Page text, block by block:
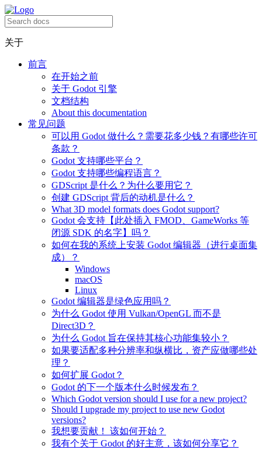
关于
前言
在开始之前
关于 Godot 引擎
文档结构
About this documentation
常见问题
可以用 Godot 做什么？需要花多少钱？有哪些许可
条款？
Godot 支持哪些平台？
Godot 支持哪些编程语言？
GDScript 是什么？为什么要用它？
创建 GDScript 背后的动机是什么？
What 3D model formats does Godot support?
Godot 会支持【此处插入 FMOD、GameWorks 等
闭源 SDK 的名字】吗？
如何在我的系统上安装 Godot 编辑器（进行桌面集
成）？
Windows
macOS
Linux
Godot 编辑器是绿色应用吗？
为什么 Godot 使用 Vulkan/OpenGL 而不是
Direct3D？
为什么 Godot 旨在保持其核心功能集较小？
如果要适配多种分辨率和纵横比，资产应做哪些处
理？
如何扩展 Godot？
Godot 的下一个版本什么时候发布？
Which Godot version should I use for a new project?
Should I upgrade my project to use new Godot
versions?
我想要贡献！ 该如何开始？
我有个关于 Godot 的好主意，该如何分享它？